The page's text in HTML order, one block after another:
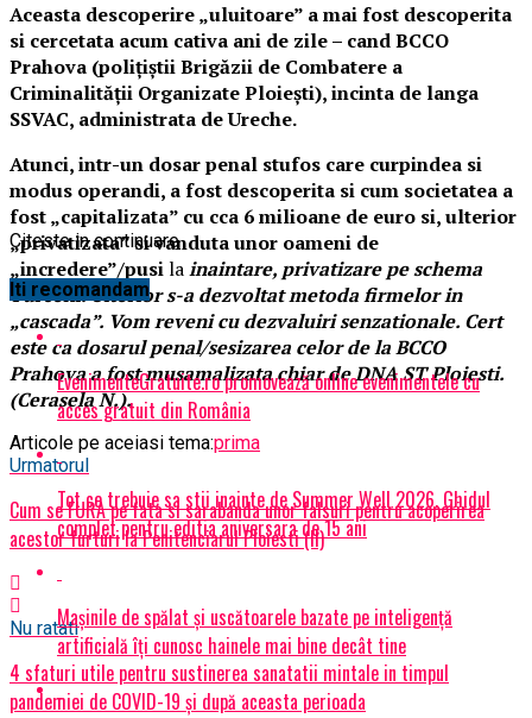
Aceasta descoperire „uluitoare” a mai fost descoperita
si cercetata acum cativa ani de zile – cand BCCO
Prahova (polițiștii Brigăzii de Combatere a
Criminalității Organizate Ploiești), incinta de langa
SSVAC, administrata de Ureche.
Atunci, intr-un dosar penal stufos care curpindea si
modus operandi, a fost descoperita si cum societatea a
fost „capitalizata” cu cca 6 milioane de euro si, ulterior
„privatizata” si vanduta unor oameni de
„incredere”/pusilainaintare, privatizare pe schema
Turceni. Ulterior s-a dezvoltat metoda firmelor in
„cascada”. Vom reveni cu dezvaluiri senzationale. Cert
este ca dosarul penal/sesizarea celor de la BCCO
Prahova a fost musamalizata chiar de DNA ST Ploiesti.
(Cerasela N.).
Articole pe aceiasi tema:prima
Urmatorul
Cum se FURA pe fata si sarabanda unor falsuri pentru acoperirea
acestor furturi la Penitenciarul Ploiesti (II)
Nu ratati
4 sfaturi utile pentru sustinerea sanatatii mintale in timpul
pandemiei de COVID-19 și după aceasta perioada
Citeste in continuare
Iti recomandam
EvenimenteGratuite.ro promovează online evenimentele cu
acces gratuit din România
Tot ce trebuie sa stii inainte de Summer Well 2026. Ghidul
complet pentru editia aniversara de 15 ani
Mașinile de spălat și uscătoarele bazate pe inteligență
artificială îți cunosc hainele mai bine decât tine